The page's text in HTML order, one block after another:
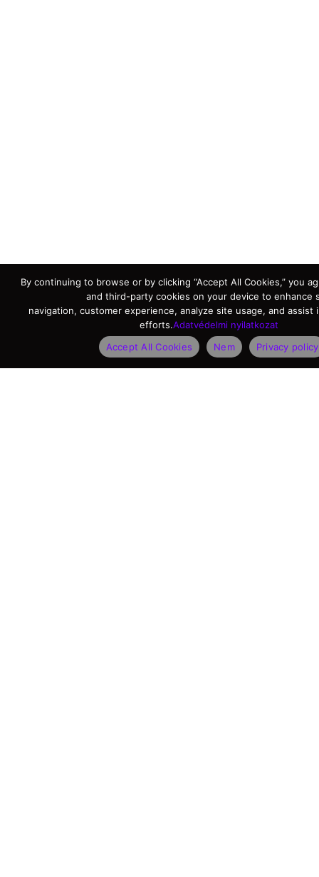
By continuing to browse or by clicking “Accept All Cookies,” you
and third-party cookies on your device to enhance
navigation, customer experience, analyze site usage, and assist
efforts.Adatvédelmi nyilatkozat
Accept All Cookies
Nem Privacy policy